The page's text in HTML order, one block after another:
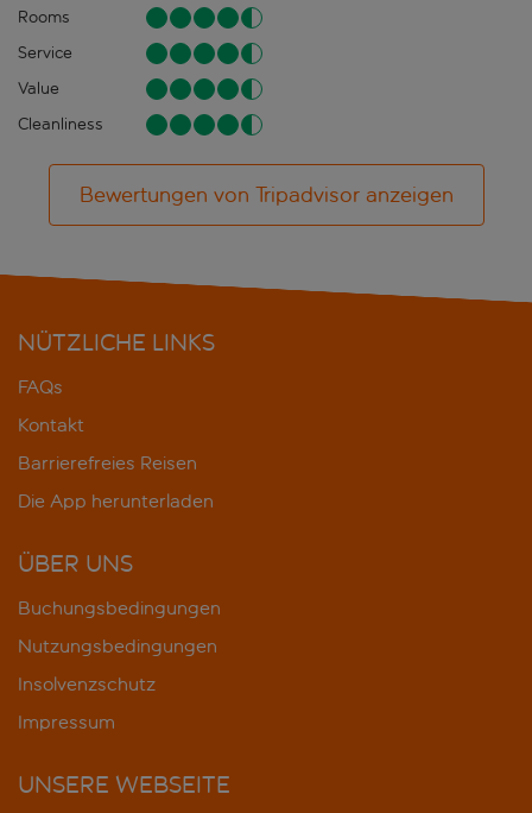
Rooms
Service
Value
Cleanliness
Bewertungen von Tripadvisor anzeigen
NÜTZLICHE LINKS
FAQs
Kontakt
Barrierefreies Reisen
Die App herunterladen
ÜBER UNS
Buchungsbedingungen
Nutzungsbedingungen
Insolvenzschutz
Impressum
UNSERE WEBSEITE